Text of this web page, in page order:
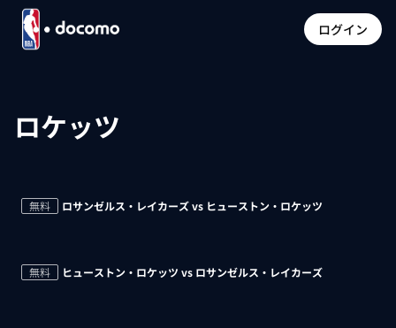
ログイン
ロケッツ
無料 ロサンゼルス・レイカーズ vs ヒューストン・ロケッツ
無料 ヒューストン・ロケッツ vs ロサンゼルス・レイカーズ